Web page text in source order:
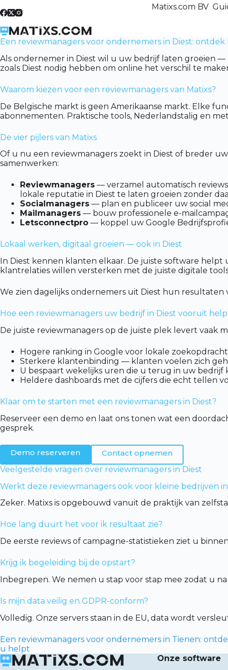
to
Matixs.com BV
Een reviewmanagers voor ondernemers in Diest:
Als ondernemer in Diest wil u uw bedrijf laten groeien —
zoals Diest nodig hebben om online het verschil te
Waarom kiezen voor een reviewmanagers van Matixs?
De Belgische markt is geen Amerikaanse markt. Elke
abonnementen. Praktische tools, Nederlandstalig en
De vier pijlers van Matixs
Of u nu een reviewmanagers zoekt in Diest of breder
samenwerken:
Reviewmanagers — verzamel automatisch
lokale reputatie in Diest te laten groeien zonder
Socialmanagers — plan en publiceer uw social
Mailmanagers — bouw professionele e-
Letsconnectpro — koppel uw Google
Lokaal werken, digitaal groeien — ook in Diest
In Diest kennen klanten elkaar. De juiste software
klantrelaties willen versterken met de juiste digitale
We zien dagelijks ondernemers uit Diest hun
Hoe een reviewmanagers uw bedrijf in Diest vooruit
De juiste reviewmanagers op de juiste plek levert vaak
Hogere ranking in Google voor lokale
Sterkere klantenbinding — klanten voelen zich
U bespaart wekelijks uren die u terug in uw bedrijf
Heldere dashboards met de cijfers die echt tellen
Klaar om te starten met een reviewmanagers in Diest?
Reserveer een demo en laat ons tonen wat een
gesprek.
Demo reserveren
Contact opnemen
Veelgestelde vragen over reviewmanagers in Diest
Werkt deze reviewmanagers ook voor kleine bedrijven in
Zeker. Matixs is opgebouwd vanuit de praktijk van
Hoe lang duurt het voor ik resultaat zie?
De eerste reviews of campagne-statistieken ziet u
Krijg ik begeleiding bij de opstart?
Inbegrepen. We nemen u stap voor stap mee zodat u
Is mijn data veilig en GDPR-conform?
Volledig. Onze servers staan in de EU, data wordt
Een reviewmanagers voor ondernemers in Tienen:
u helpt
Onze software